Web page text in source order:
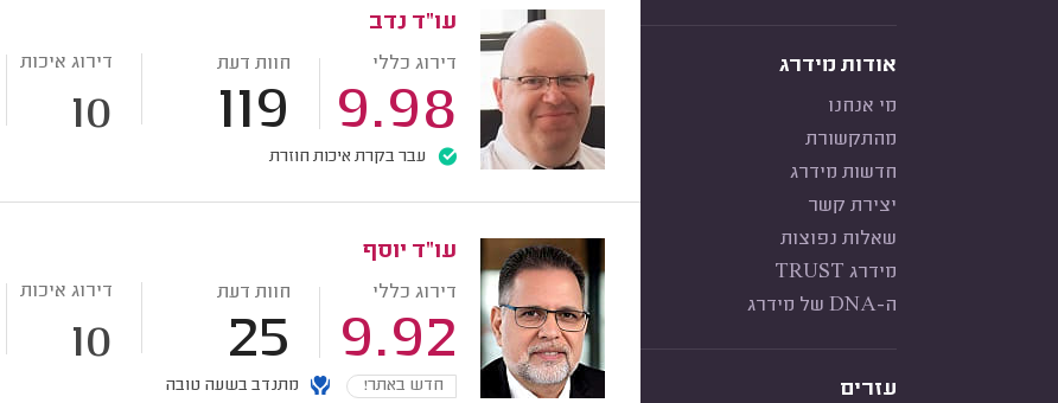
אודות מידרג
מי אנחנו
מהתקשורת
חדשות מידרג
יצירת קשר
שאלות נפוצות
מידרג TRUST
ה-DNA של מידרג
עזרים
עו"ד נדב
דירוג כללי
9.98
חוות דעת
119
דירוג איכות
10
עבר בקרת איכות חוזרת
עו"ד יוסף
דירוג כללי
9.92
חוות דעת
25
דירוג איכות
10
חדש באתר! מתנדב בשעה טובה